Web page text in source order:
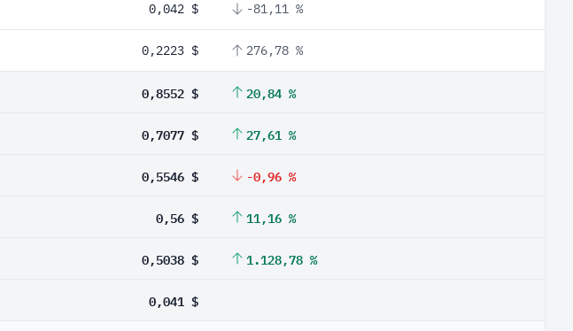
0,042 $ -81,11 %
0,2223 $ 276,78 %
0,8552 $ 20,84 %
0,7077 $ 27,61 %
0,5546 $ -0,96 %
0,56 $ 11,16 %
0,5038 $ 1.128,78 %
0,041 $